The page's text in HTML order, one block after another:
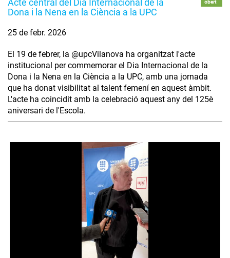
Acte central del Dia Internacional de la
Dona i la Nena en la Ciència a la UPC
obert
25 de febr. 2026
El 19 de febrer, la @upcVilanova ha organitzat l'acte
institucional per commemorar el Dia Internacional de la
Dona i la Nena en la Ciència a la UPC, amb una jornada
que ha donat visibilitat al talent femení en aquest àmbit.
L'acte ha coincidit amb la celebració aquest any del 125è
aniversari de l'Escola.